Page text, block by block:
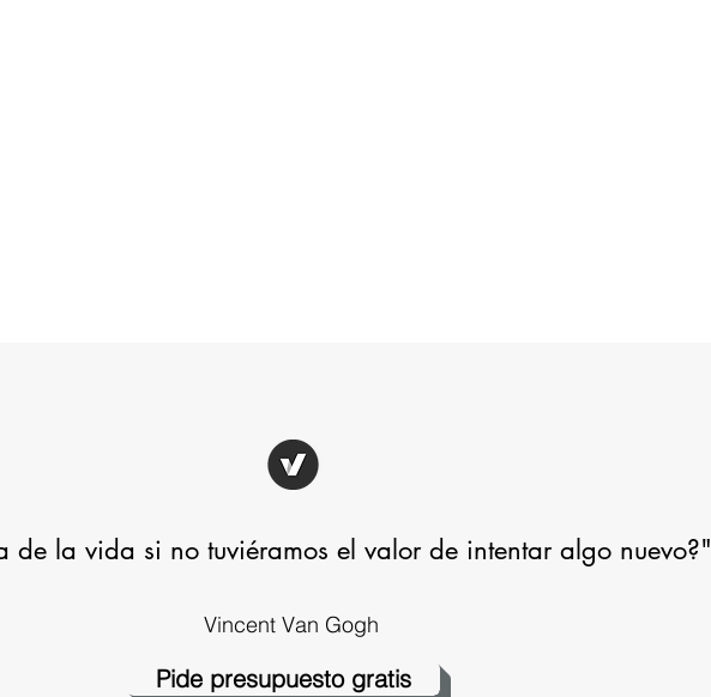
de la vida si no tuviéramos el valor de intentar algo nuevo?"
Vincent Van Gogh
Pide presupuesto gratis